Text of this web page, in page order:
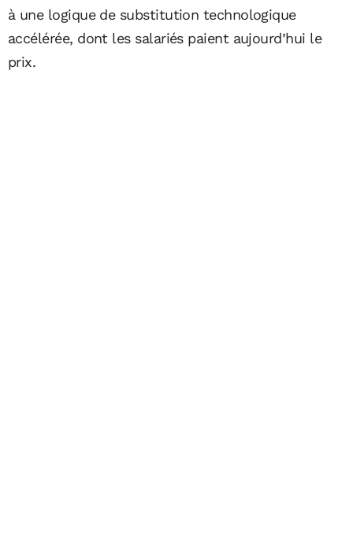
à une logique de substitution technologique
accélérée, dont les salariés paient aujourd’hui le
prix.